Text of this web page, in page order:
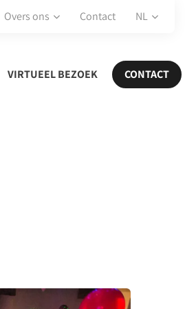
Overs ons Contact NL
VIRTUEEL BEZOEK CONTACT